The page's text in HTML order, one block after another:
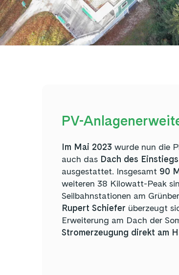
PV-
Im Mai 2023 wurde nun die
auch das Dach des
ausgestattet. Insgesamt 90
weiteren 38 Kilowatt-Peak
Seilbahnstationen am
Rupert Schiefer überzeugt
Erweiterung am Dach der
Stromerzeugung direkt am